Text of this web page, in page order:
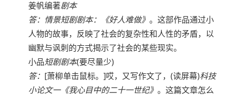
姜帆编著剧本
答： 情景短剧剧本：《好人难做》。这部作品通过小
人物的故事，反映了社会的复杂性和人性的矛盾，以
幽默与讽刺的方式揭示了社会的某些现实。
小品短剧剧本(要尽量少)
答： [萧柳单击鼠标。]哎，又写作文了，(读屏幕)科技
小论文一《我心目中的二十一世纪》。这篇文章怎么